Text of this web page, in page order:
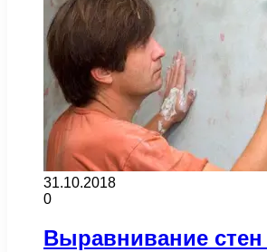
31.10.2018
0
Выравнивание